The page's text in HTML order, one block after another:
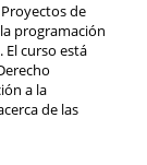
de
programación
El curso está
a la
de las